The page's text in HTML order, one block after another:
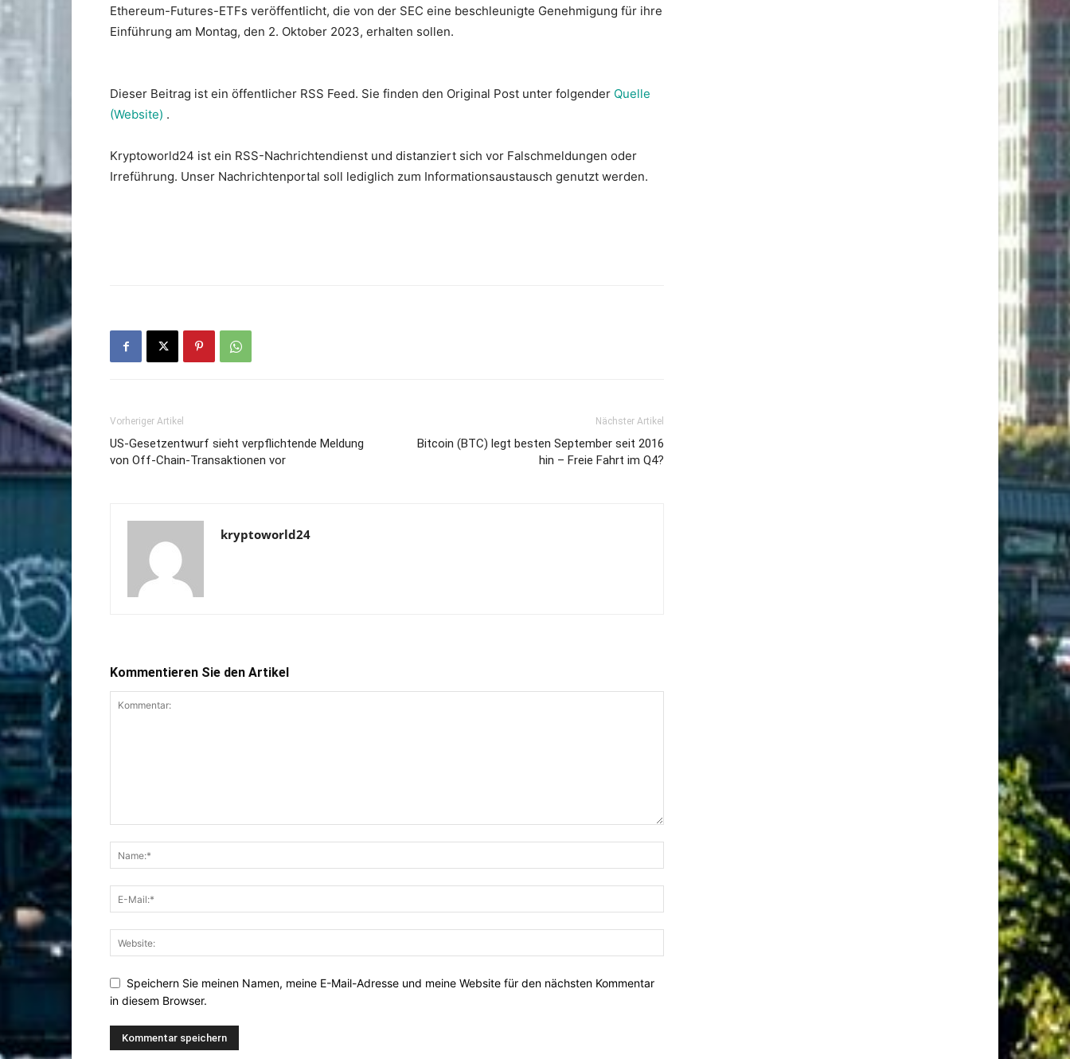
Ethereum-Futures-ETFs veröffentlicht, die von der SEC eine beschleunigte Genehmigung für ihre
Einführung am Montag, den 2. Oktober 2023, erhalten sollen.
Dieser Beitrag ist ein öffentlicher RSS Feed. Sie finden den Original Post unter folgender Quelle
(Website) .
Kryptoworld24 ist ein RSS-Nachrichtendienst und distanziert sich vor Falschmeldungen oder
Irreführung. Unser Nachrichtenportal soll lediglich zum Informationsaustausch genutzt werden.
Vorheriger Artikel
US-Gesetzentwurf sieht verpflichtende Meldung
von Off-Chain-Transaktionen vor
Nächster Artikel
Bitcoin (BTC) legt besten September seit 2016
hin – Freie Fahrt im Q4?
kryptoworld24
Kommentieren Sie den Artikel
Speichern Sie meinen Namen, meine E-Mail-Adresse und meine Website für den nächsten Kommentar
in diesem Browser.